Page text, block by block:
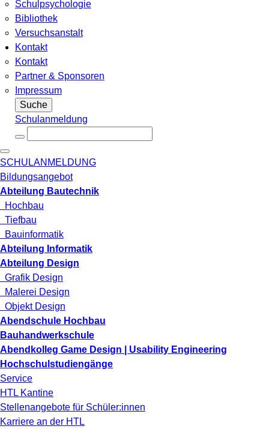
Schulpsychologie
Bibliothek
Versuchsanstalt
Kontakt
Kontakt
Partner & Sponsoren
Impressum
Suche
Schulanmeldung
SCHULANMELDUNG
Bildungsangebot
Abteilung Bautechnik
Hochbau
Tiefbau
Bauinformatik
Abteilung Informatik
Abteilung Design
Grafik Design
Malerei Design
Objekt Design
Abendschule Hochbau
Bauhandwerkschule
Abendkolleg Game Design | Usability Engineering
Hochschulstudiengänge
Service
HTL Kantine
Stellenangebote für Schüler:innen
Karriere an der HTL